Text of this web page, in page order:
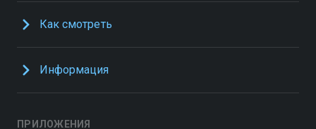
Как смотреть
Информация
ПРИЛОЖЕНИЯ